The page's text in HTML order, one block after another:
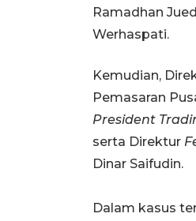
Ramadhan
Werhaspati.
Kemudian,
Pemasaran
President
serta Direktur
Dinar Saifudin.
Dalam kasus